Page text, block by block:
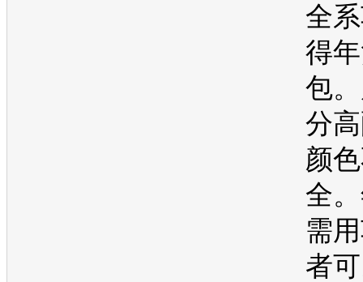
全
得
包
分
颜
全
需
者